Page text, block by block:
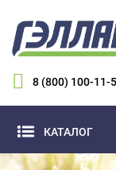
8 (800) 100-11-
КАТАЛОГ